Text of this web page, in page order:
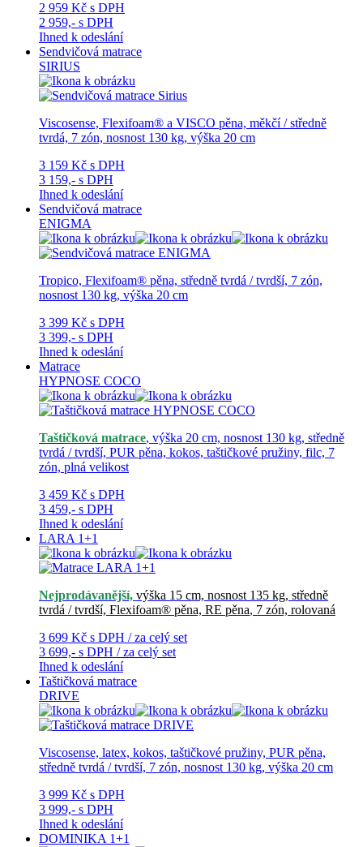
2 959 Kč s DPH
2 959,- s DPH
Ihned k odeslání
Sendvičová matrace
SIRIUS
Viscosense, Flexifoam® a VISCO pěna, měkčí / středně
tvrdá, 7 zón, nosnost 130 kg, výška 20 cm
3 159 Kč s DPH
3 159,- s DPH
Ihned k odeslání
Sendvičová matrace
ENIGMA
Tropico, Flexifoam® pěna, středně tvrdá / tvrdší, 7 zón,
nosnost 130 kg, výška 20 cm
3 399 Kč s DPH
3 399,- s DPH
Ihned k odeslání
Matrace
HYPNOSE COCO
Taštičková matrace, výška 20 cm, nosnost 130 kg, středně
tvrdá / tvrdší, PUR pěna, kokos, taštičkové pružiny, filc, 7
zón, plná velikost
3 459 Kč s DPH
3 459,- s DPH
Ihned k odeslání
LARA 1+1
Nejprodávanější, výška 15 cm, nosnost 135 kg, středně
tvrdá / tvrdší, Flexifoam® pěna, RE pěna, 7 zón, rolovaná
3 699 Kč s DPH / za celý set
3 699,- s DPH / za celý set
Ihned k odeslání
Taštičková matrace
DRIVE
Viscosense, latex, kokos, taštičkové pružiny, PUR pěna,
středně tvrdá / tvrdší, 7 zón, nosnost 130 kg, výška 20 cm
3 999 Kč s DPH
3 999,- s DPH
Ihned k odeslání
DOMINIKA 1+1